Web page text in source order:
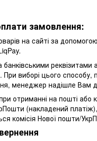
замовлення:
на сайті за
реквізитами
При виборі цього способу,
менеджер надішле Вам
отриманні на пошті або
(накладений
комісія Нової пошти/